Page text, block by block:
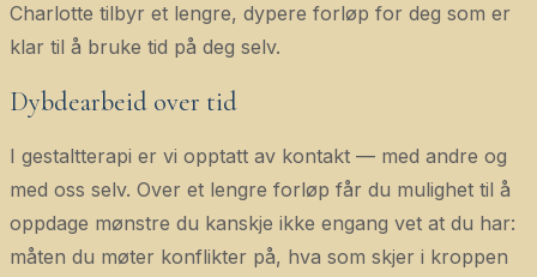
Charlotte tilbyr et lengre, dypere forløp for deg som er
klar til å bruke tid på deg selv.
Dybdearbeid over tid
I gestaltterapi er vi opptatt av kontakt — med andre og
med oss selv. Over et lengre forløp får du mulighet til å
oppdage mønstre du kanskje ikke engang vet at du har:
måten du møter konflikter på, hva som skjer i kroppen